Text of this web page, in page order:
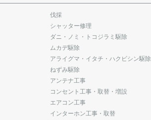
伐採
シャッター修理
ダニ・ノミ・トコジラミ駆除
ムカデ駆除
アライグマ・イタチ・ハクビシン駆除
ねずみ駆除
アンテナ工事
コンセント工事・取替・増設
エアコン工事
インターホン工事・取替